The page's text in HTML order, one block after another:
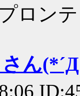
ロン
ん